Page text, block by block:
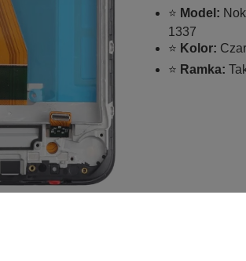
⭐ Model:
1337
⭐ Kolor:
⭐ Ramka: